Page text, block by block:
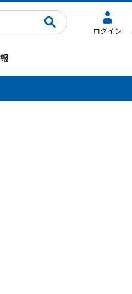
ログイン